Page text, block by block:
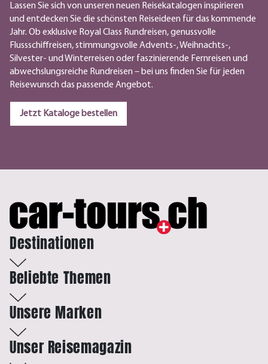
Lassen Sie sich von unseren neuen Reisekatalogen inspirieren
und entdecken Sie die schönsten Reiseideen für das kommende
Jahr. Ob exklusive Royal Class Rundreisen, genussvolle
Flussschiffreisen, stimmungsvolle Advents-, Weihnachts-,
Silvester- und Winterreisen oder faszinierende Fernreisen und
abwechslungsreiche Rundreisen – bei uns finden Sie für jeden
Reisewunsch das passende Angebot.
Jetzt Kataloge bestellen
Destinationen
Beliebte Themen
Unsere Marken
Unser Reisemagazin